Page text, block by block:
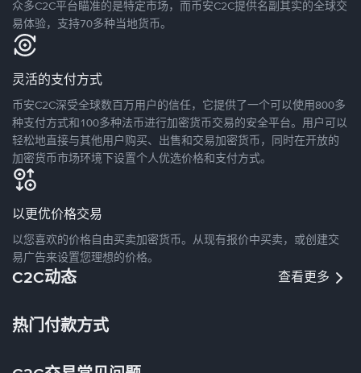
众多C2C平台瞄准的是特定市场，而币安C2C提供名副其实的全球交
易体验，支持70多种当地货币。
灵活的支付方式
币安C2C深受全球数百万用户的信任，它提供了一个可以使用800多
种支付方式和100多种法币进行加密货币交易的安全平台。用户可以
轻松地直接与其他用户购买、出售和交易加密货币，同时在开放的
加密货币市场环境下设置个人优选价格和支付方式。
以更优价格交易
以您喜欢的价格自由买卖加密货币。从现有报价中买卖，或创建交
易广告来设置您理想的价格。
C2C动态 查看更多
热门付款方式